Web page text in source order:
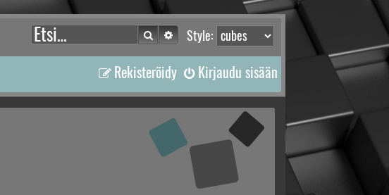
Style:
Etsi Tarkennettu haku
Kirjaudu sisään
Rekisteröidy